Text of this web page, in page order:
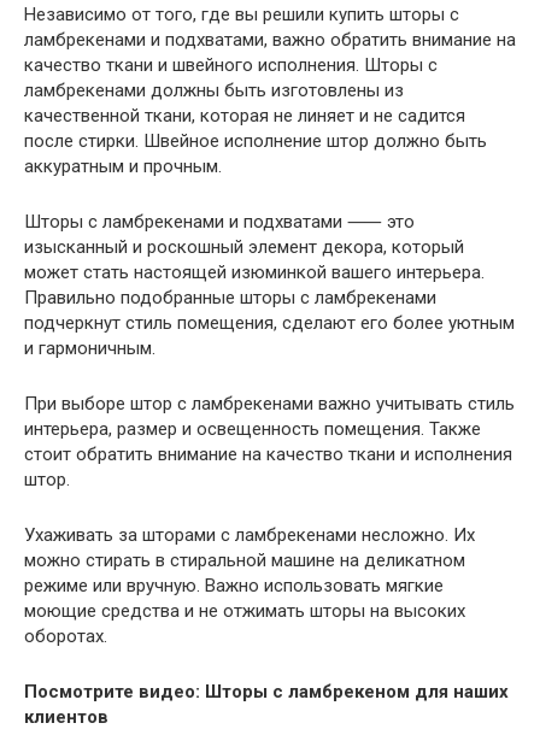
Независимо от того, где вы решили купить шторы с
ламбрекенами и подхватами, важно обратить внимание на
качество ткани и швейного исполнения. Шторы с
ламбрекенами должны быть изготовлены из
качественной ткани, которая не линяет и не садится
после стирки. Швейное исполнение штор должно быть
аккуратным и прочным.
Шторы с ламбрекенами и подхватами ⸺ это
изысканный и роскошный элемент декора, который
может стать настоящей изюминкой вашего интерьера.
Правильно подобранные шторы с ламбрекенами
подчеркнут стиль помещения, сделают его более уютным
и гармоничным.
При выборе штор с ламбрекенами важно учитывать стиль
интерьера, размер и освещенность помещения. Также
стоит обратить внимание на качество ткани и исполнения
штор.
Ухаживать за шторами с ламбрекенами несложно. Их
можно стирать в стиральной машине на деликатном
режиме или вручную. Важно использовать мягкие
моющие средства и не отжимать шторы на высоких
оборотах.
Посмотрите видео: Шторы с ламбрекеном для наших
клиентов